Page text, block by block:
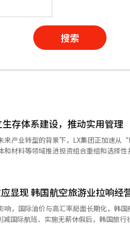
搜索
存体系建设，推动实用管理
来产业转型的背景下，LX集团正加速从
和材料等领域推进投资组合重组和选择
公平交易委员会的数据，LX集团截至去年总资产达13.3万亿韩
乎翻了一番。其在商界的排名也从成立
LX控股、LX国际、LX潘托斯、LX半导体和LX哈乌西
独立的象征性举措。大楼外墙的牌匾也
LX独立体系的正式化象征。 物流、半
显现 韩国航空旅游业拉响经
响，国际油价与高汇率局面长期化，韩
减国际航班、实施无薪休假后，韩国旅